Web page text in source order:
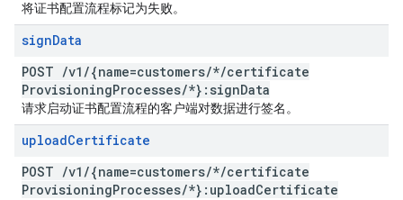
将证书配置流程标记为失败。
signData
POST /v1 /{name=customers/*/certificate
ProvisioningProcesses/*}:signData
请求启动证书配置流程的客户端对数据进行签名。
uploadCertificate
POST /v1 /{name=customers/*/certificate
ProvisioningProcesses/*}:uploadCertificate